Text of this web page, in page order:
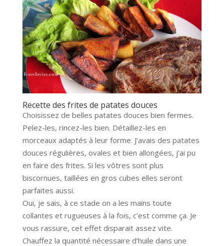
Recette des frites de patates douces
Choisissez de belles patates douces bien fermes.
Pelez-les, rincez-les bien. Détaillez-les en
morceaux adaptés à leur forme. J’avais des patates
douces régulières, ovales et bien allongées, j’ai pu
en faire des frites. Si les vôtres sont plus
biscornues, taillées en gros cubes elles seront
parfaites aussi.
Oui, je sais, à ce stade on a les mains toute
collantes et rugueuses à la fois, c’est comme ça. Je
vous rassure, cet effet disparait assez vite.
Chauffez la quantité nécessaire d’huile dans une